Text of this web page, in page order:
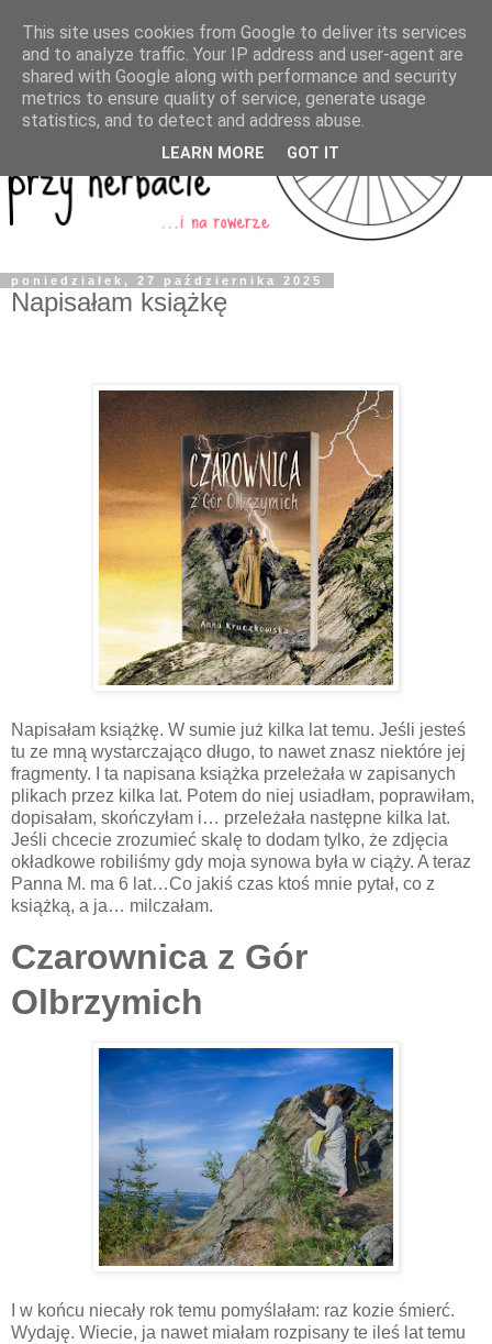
poniedziałek, 27 października 2025
Napisałam książkę
Napisałam książkę. W sumie już kilka lat temu. Jeśli jesteś
tu ze mną wystarczająco długo, to nawet znasz niektóre jej
fragmenty. I ta napisana książka przeleżała w zapisanych
plikach przez kilka lat. Potem do niej usiadłam, poprawiłam,
dopisałam, skończyłam i… przeleżała następne kilka lat.
Jeśli chcecie zrozumieć skalę to dodam tylko, że zdjęcia
okładkowe robiliśmy gdy moja synowa była w ciąży. A teraz
Panna M. ma 6 lat…Co jakiś czas ktoś mnie pytał, co z
książką, a ja… milczałam.
Czarownica z Gór
Olbrzymich
I w końcu niecały rok temu pomyślałam: raz kozie śmierć.
Wydaję. Wiecie, ja nawet miałam rozpisany te ileś lat temu
This site uses cookies from Google to deliver its services
and to analyze traffic. Your IP address and user-agent are
shared with Google along with performance and security
metrics to ensure quality of service, generate usage
statistics, and to detect and address abuse.
LEARN MORE GOT IT